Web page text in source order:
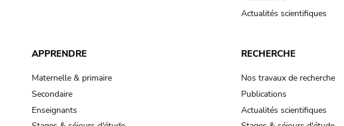
Actualités scientifiques
APPRENDRE
Maternelle & primaire
Secondaire
Enseignants
RECHERCHE
Nos travaux de recherche
Publications
Actualités scientifiques